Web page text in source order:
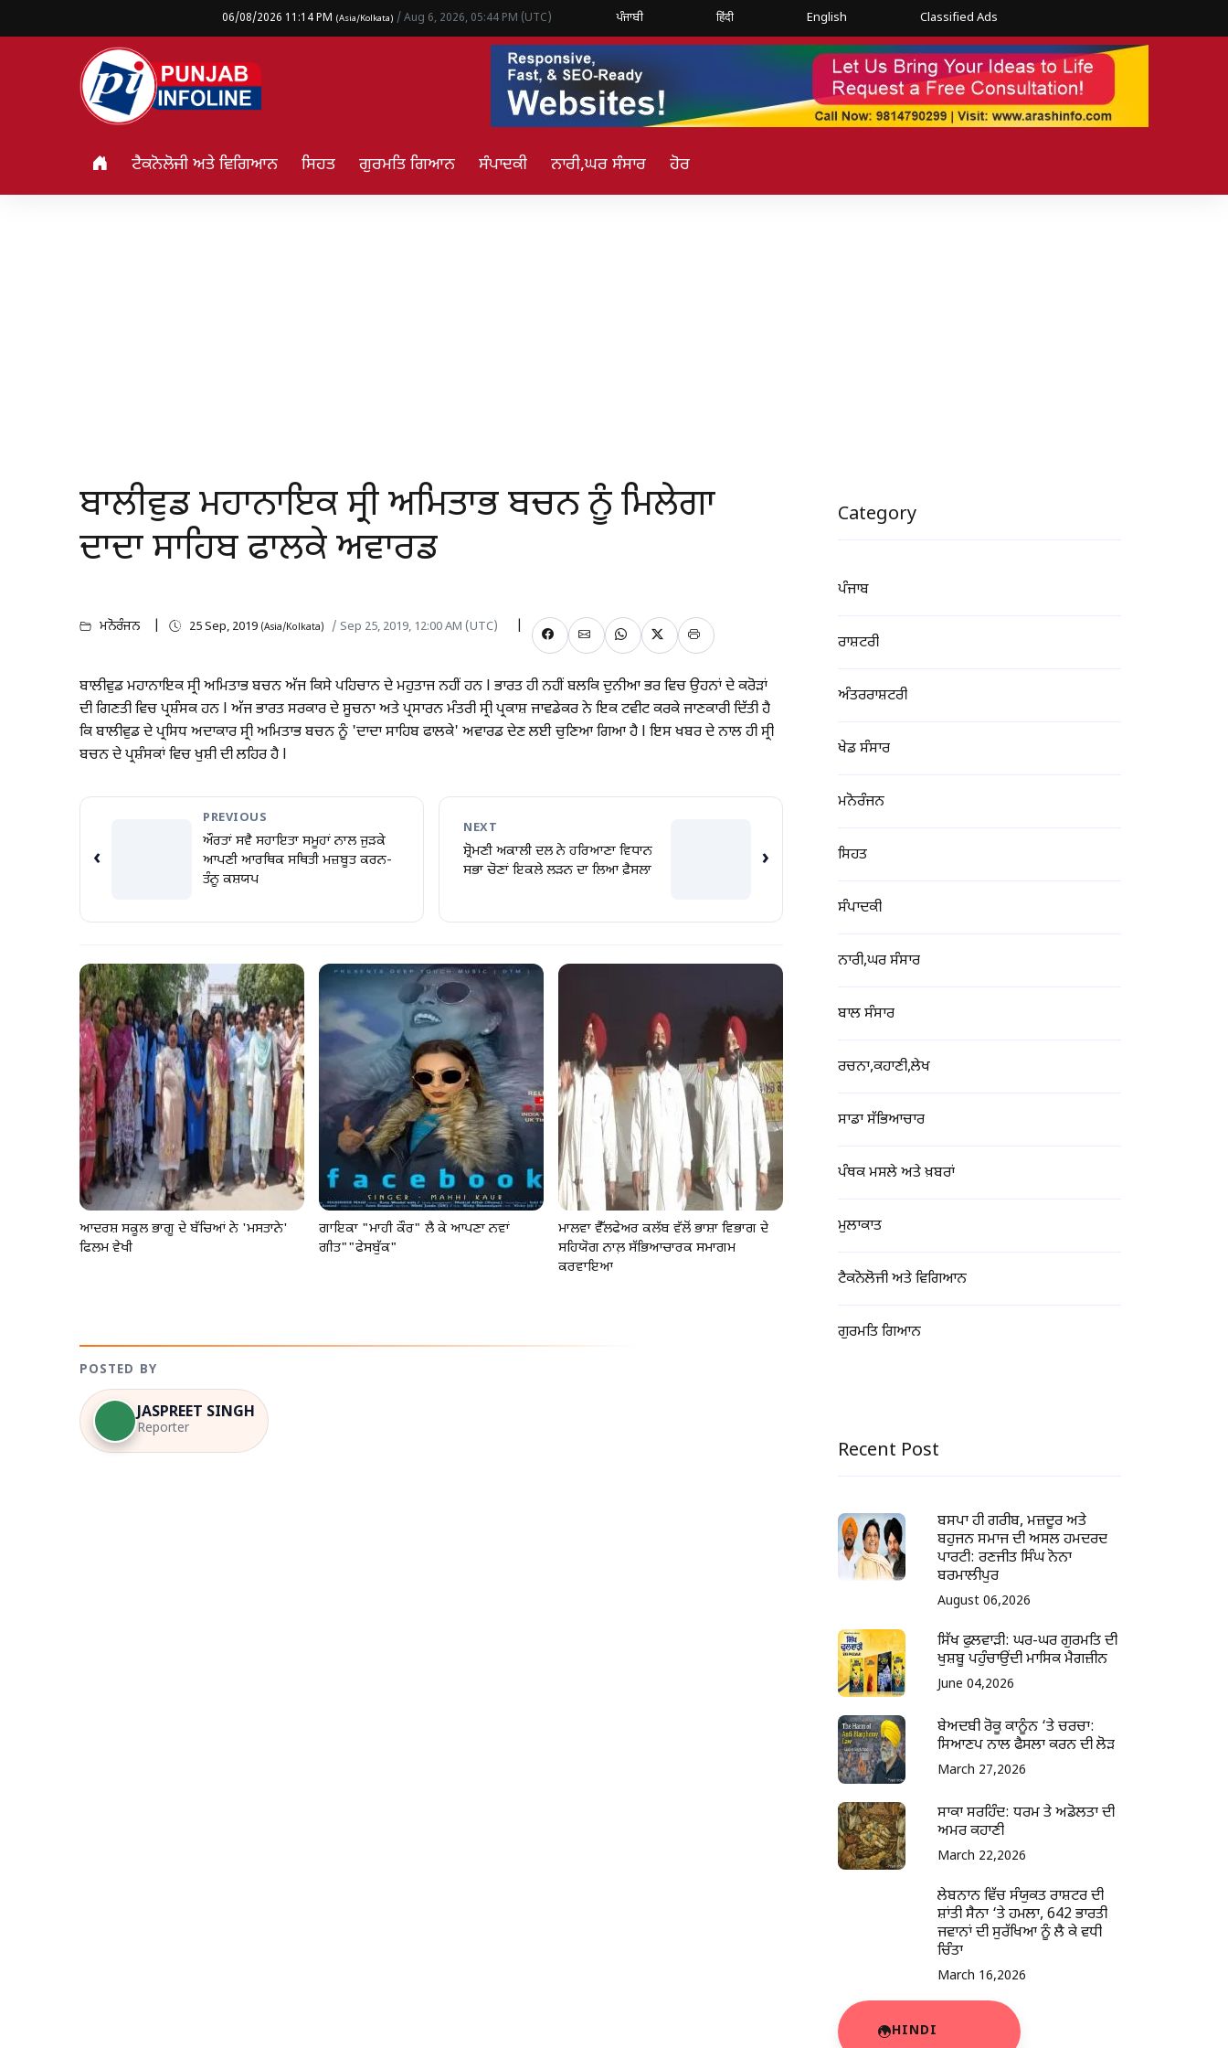
06/08/2026 11:14 PM (Asia/Kolkata) / Aug 6, 2026, 05:44 PM (UTC) ਪੰਜਾਬੀ हिंदी English Classified Ads
ਟੈਕਨੋਲੋਜੀ ਅਤੇ ਵਿਗਿਆਨ ਸਿਹਤ ਗੁਰਮਤਿ ਗਿਆਨ ਸੰਪਾਦਕੀ ਨਾਰੀ,ਘਰ ਸੰਸਾਰ ਹੋਰ
ਬਾਲੀਵੁਡ ਮਹਾਨਾਇਕ ਸ੍ਰੀ ਅਮਿਤਾਭ ਬਚਨ ਨੂੰ ਮਿਲੇਗਾ
ਦਾਦਾ ਸਾਹਿਬ ਫਾਲਕੇ ਅਵਾਰਡ
ਮਨੋਰੰਜਨ 25 Sep, 2019 (Asia/Kolkata) / Sep 25, 2019, 12:00 AM (UTC)
ਬਾਲੀਵੁਡ ਮਹਾਨਾਇਕ ਸ੍ਰੀ ਅਮਿਤਾਭ ਬਚਨ ਅੱਜ ਕਿਸੇ ਪਹਿਚਾਨ ਦੇ ਮਹੁਤਾਜ ਨਹੀਂ ਹਨ l ਭਾਰਤ ਹੀ ਨਹੀਂ ਬਲਕਿ ਦੁਨੀਆ ਭਰ ਵਿਚ ਉਹਨਾਂ ਦੇ ਕਰੋੜਾਂ
ਦੀ ਗਿਣਤੀ ਵਿਚ ਪ੍ਰਸ਼ੰਸਕ ਹਨ l ਅੱਜ ਭਾਰਤ ਸਰਕਾਰ ਦੇ ਸੂਚਨਾ ਅਤੇ ਪ੍ਰਸਾਰਨ ਮੰਤਰੀ ਸ੍ਰੀ ਪ੍ਰਕਾਸ਼ ਜਾਵਡੇਕਰ ਨੇ ਇਕ ਟਵੀਟ ਕਰਕੇ ਜਾਣਕਾਰੀ ਦਿੱਤੀ ਹੈ
ਕਿ ਬਾਲੀਵੁਡ ਦੇ ਪ੍ਰਸਿਧ ਅਦਾਕਾਰ ਸ੍ਰੀ ਅਮਿਤਾਭ ਬਚਨ ਨੂੰ 'ਦਾਦਾ ਸਾਹਿਬ ਫਾਲਕੇ' ਅਵਾਰਡ ਦੇਣ ਲਈ ਚੁਣਿਆ ਗਿਆ ਹੈ l ਇਸ ਖਬਰ ਦੇ ਨਾਲ ਹੀ ਸ੍ਰੀ
ਬਚਨ ਦੇ ਪ੍ਰਸ਼ੰਸਕਾਂ ਵਿਚ ਖੁਸ਼ੀ ਦੀ ਲਹਿਰ ਹੈ l
‹
PREVIOUS
ਔਰਤਾਂ ਸਵੈ ਸਹਾਇਤਾ ਸਮੂਹਾਂ ਨਾਲ ਜੁੜਕੇ
ਆਪਣੀ ਆਰਥਿਕ ਸਥਿਤੀ ਮਜ਼ਬੂਤ ਕਰਨ-
ਤੰਨੂ ਕਸ਼ਯਪ
NEXT
ਸ਼੍ਰੋਮਣੀ ਅਕਾਲੀ ਦਲ ਨੇ ਹਰਿਆਣਾ ਵਿਧਾਨ
ਸਭਾ ਚੋਣਾਂ ਇਕਲੇ ਲੜਨ ਦਾ ਲਿਆ ਫ਼ੈਸਲਾ
›
ਆਦਰਸ਼ ਸਕੂਲ ਭਾਗੂ ਦੇ ਬੱਚਿਆਂ ਨੇ 'ਮਸਤਾਨੇ'
ਫਿਲਮ ਵੇਖੀ
ਗਾਇਕਾ "ਮਾਹੀ ਕੌਰ" ਲੈ ਕੇ ਆਪਣਾ ਨਵਾਂ
ਗੀਤ""ਫੇਸਬੁੱਕ"
ਮਾਲਵਾ ਵੈੱਲਫੇਅਰ ਕਲੱਬ ਵੱਲੋਂ ਭਾਸ਼ਾ ਵਿਭਾਗ ਦੇ
ਸਹਿਯੋਗ ਨਾਲ਼ ਸੱਭਿਆਚਾਰਕ ਸਮਾਗਮ
ਕਰਵਾਇਆ
POSTED BY
JASPREET SINGH
Reporter
Category
ਪੰਜਾਬ
ਰਾਸ਼ਟਰੀ
ਅੰਤਰਰਾਸ਼ਟਰੀ
ਖੇਡ ਸੰਸਾਰ
ਮਨੋਰੰਜਨ
ਸਿਹਤ
ਸੰਪਾਦਕੀ
ਨਾਰੀ,ਘਰ ਸੰਸਾਰ
ਬਾਲ ਸੰਸਾਰ
ਰਚਨਾ,ਕਹਾਣੀ,ਲੇਖ
ਸਾਡਾ ਸੱਭਿਆਚਾਰ
ਪੰਥਕ ਮਸਲੇ ਅਤੇ ਖ਼ਬਰਾਂ
ਮੁਲਾਕਾਤ
ਟੈਕਨੋਲੋਜੀ ਅਤੇ ਵਿਗਿਆਨ
ਗੁਰਮਤਿ ਗਿਆਨ
Recent Post
ਬਸਪਾ ਹੀ ਗਰੀਬ, ਮਜ਼ਦੂਰ ਅਤੇ
ਬਹੁਜਨ ਸਮਾਜ ਦੀ ਅਸਲ ਹਮਦਰਦ
ਪਾਰਟੀ: ਰਣਜੀਤ ਸਿੰਘ ਨੋਨਾ
ਬਰਮਾਲੀਪੁਰ
August 06,2026
ਸਿੱਖ ਫੁਲਵਾੜੀ: ਘਰ-ਘਰ ਗੁਰਮਤਿ ਦੀ
ਖੁਸ਼ਬੂ ਪਹੁੰਚਾਉਂਦੀ ਮਾਸਿਕ ਮੈਗਜ਼ੀਨ
June 04,2026
ਬੇਅਦਬੀ ਰੋਕੂ ਕਾਨੂੰਨ ‘ਤੇ ਚਰਚਾ:
ਸਿਆਣਪ ਨਾਲ ਫੈਸਲਾ ਕਰਨ ਦੀ ਲੋੜ
March 27,2026
ਸਾਕਾ ਸਰਹਿੰਦ: ਧਰਮ ਤੇ ਅਡੋਲਤਾ ਦੀ
ਅਮਰ ਕਹਾਣੀ
March 22,2026
ਲੇਬਨਾਨ ਵਿੱਚ ਸੰਯੁਕਤ ਰਾਸ਼ਟਰ ਦੀ
ਸ਼ਾਂਤੀ ਸੈਨਾ ‘ਤੇ ਹਮਲਾ, 642 ਭਾਰਤੀ
ਜਵਾਨਾਂ ਦੀ ਸੁਰੱਖਿਆ ਨੂੰ ਲੈ ਕੇ ਵਧੀ
ਚਿੰਤਾ
March 16,2026
HINDI